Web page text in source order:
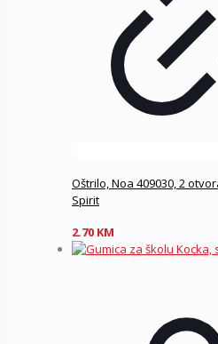
Oštrilo, Noa 409030, 2
Spirit
2.70 KM